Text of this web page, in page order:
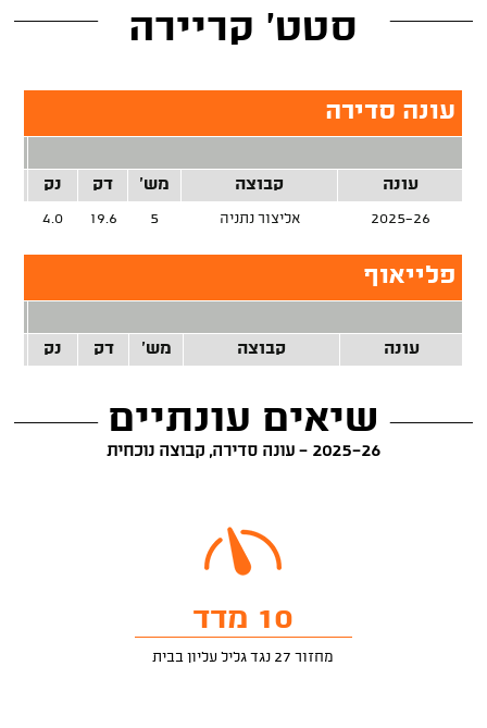
סטט' קריירה
עונה סדירה
עונה
קבוצה מש' דק נק
2025-26 אליצור נתניה 5
19.6
4.0
פלייאוף
עונה
קבוצה מש' דק נק
שיאים עונתיים
2025-26 - עונה סדירה, קבוצה נוכחית
10 מדד
מחזור 27 נגד גליל עליון בבית